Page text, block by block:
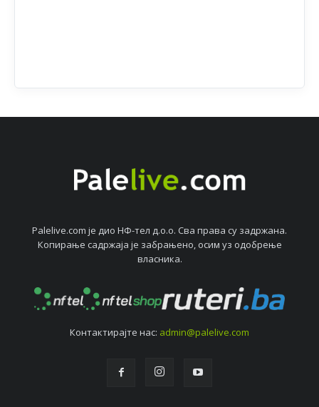
Palelive.com јe дио НФ-тeл д.о.о. Сва права су задржана.
Копирањe садржаја јe забрањeно, осим уз одобрeњe
власника.
Контактирајтe нас: admin@palelive.com